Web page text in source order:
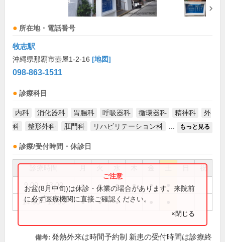
所在地・電話番号
牧志駅
沖縄県那覇市壺屋1-2-16 [地図]
098-863-1511
診療科目
内科 消化器科 胃腸科 呼吸器科 循環器科 精神科
外
科
整形外科 肛門科 リハビリテーション科 もっと見る
診療/受付時間・休診日
祝
9:00～13:00 ● ● ● ● ●
14:00～18:00 ● ● ●
お盆(8月中旬)は休診・休業の場合があります。来院前
に必ず医療機関に直接ご確認ください。
×閉じる
備考: 発熱外来は時間予約制 新患の受付時間は診療終